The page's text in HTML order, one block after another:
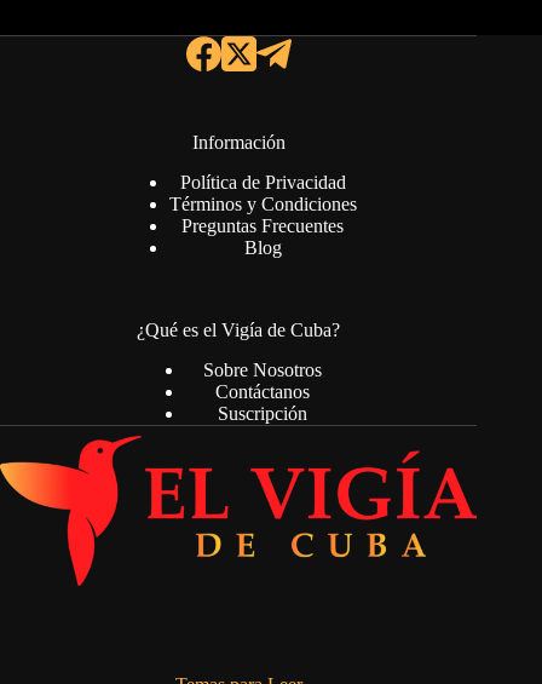
Información
Política de Privacidad
Términos y Condiciones
Preguntas Frecuentes
Blog
¿Qué es el Vigía de Cuba?
Sobre Nosotros
Contáctanos
Suscripción